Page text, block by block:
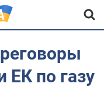
ЕК по газу